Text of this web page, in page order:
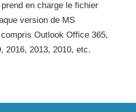
en charge le fichier
version de MS
Outlook Office 365,
2016, 2013, 2010, etc.